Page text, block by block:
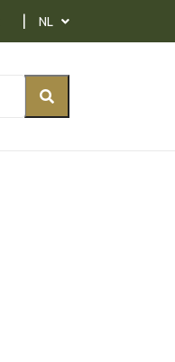
NL